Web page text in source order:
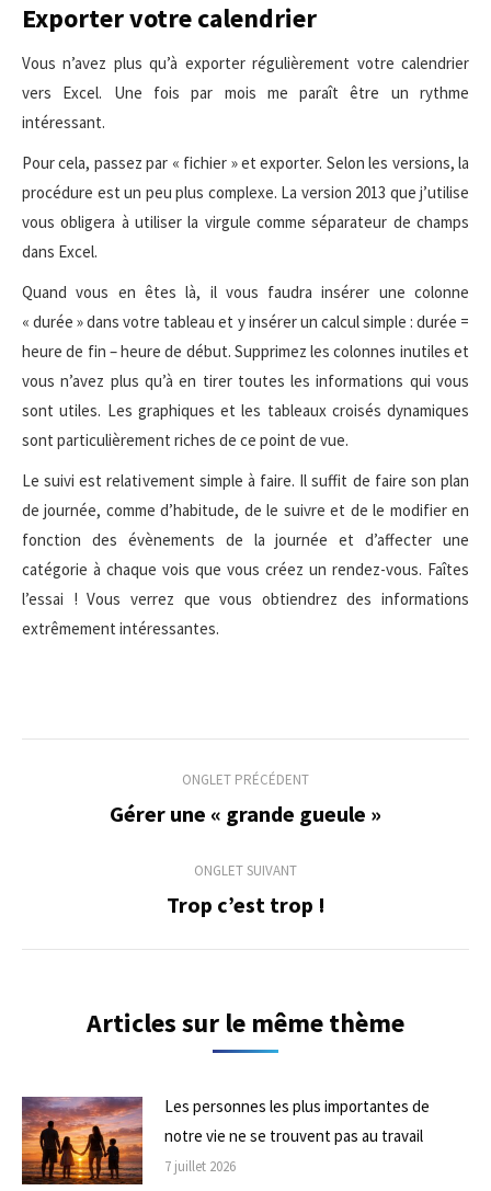
Exporter votre calendrier
Vous n’avez plus qu’à exporter régulièrement votre calendrier
vers Excel. Une fois par mois me paraît être un rythme
intéressant.
Pour cela, passez par « fichier » et exporter. Selon les versions, la
procédure est un peu plus complexe. La version 2013 que j’utilise
vous obligera à utiliser la virgule comme séparateur de champs
dans Excel.
Quand vous en êtes là, il vous faudra insérer une colonne
« durée » dans votre tableau et y insérer un calcul simple : durée =
heure de fin – heure de début. Supprimez les colonnes inutiles et
vous n’avez plus qu’à en tirer toutes les informations qui vous
sont utiles. Les graphiques et les tableaux croisés dynamiques
sont particulièrement riches de ce point de vue.
Le suivi est relativement simple à faire. Il suffit de faire son plan
de journée, comme d’habitude, de le suivre et de le modifier en
fonction des évènements de la journée et d’affecter une
catégorie à chaque vois que vous créez un rendez-vous. Faîtes
l’essai ! Vous verrez que vous obtiendrez des informations
extrêmement intéressantes.
commentaire
ONGLET PRÉCÉDENT
Onglet
Gérer une « grande gueule »
ONGLET SUIVANT
Onglet
Trop c’est trop !
Articles sur le même thème
Les personnes les plus importantes de
notre vie ne se trouvent pas au travail
7 juillet 2026